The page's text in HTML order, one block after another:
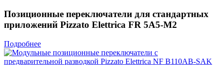
Позиционные переключатели для стандартных
приложений Pizzato Elettrica FR 5A5-M2
Подробнее